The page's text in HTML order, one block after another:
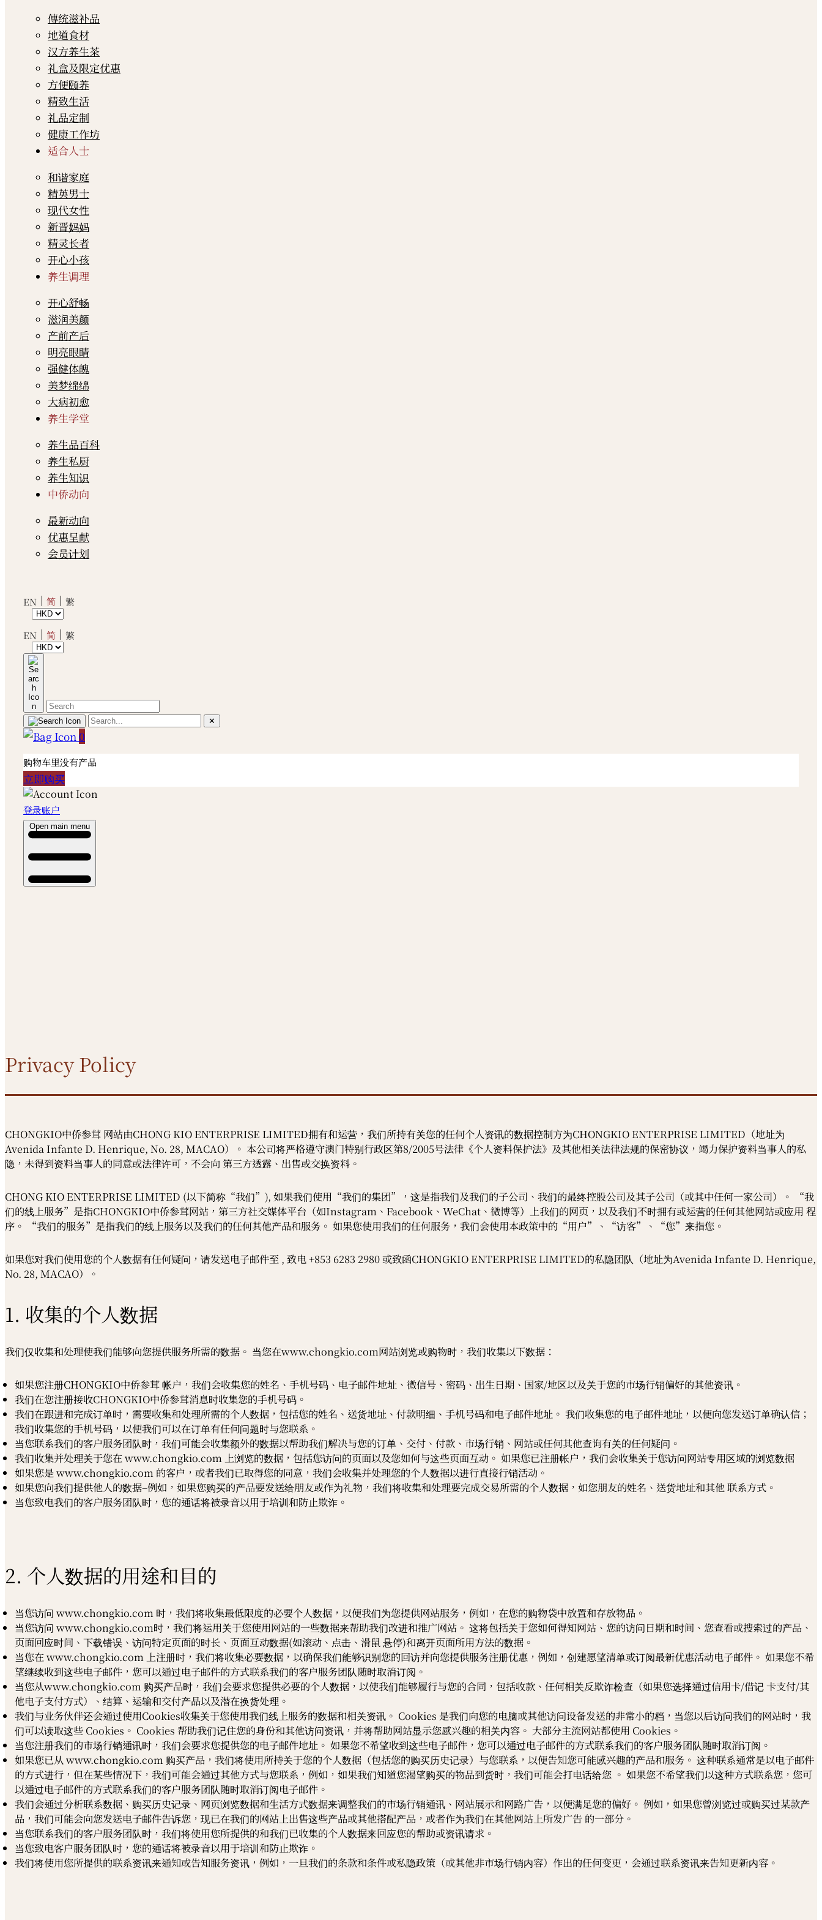
傳统滋补品
地道食材
汉方养生茶
礼盒及限定优惠
方便颐养
精致生活
礼品定制
健康工作坊
适合人士
和谐家庭
精英男士
现代女性
新晋妈妈
精灵长者
开心小孩
养生调理
开心舒畅
滋润美颜
产前产后
明亮眼睛
强健体魄
美梦绵绵
大病初愈
养生学堂
养生品百科
养生私厨
养生知识
中侨动向
最新动向
优惠呈献
会员计划
EN 简 繁
EN 简 繁
✕
0
购物车里没有产品
立即购买
登录账户
Open main menu
Privacy Policy
CHONGKIO中侨参茸 网站由CHONG KIO ENTERPRISE LIMITED拥有和运营，我们所持有关您的任何个人资讯的数据控制方为CHONGKIO ENTERPRISE LIMITED（地址为
Avenida Infante D. Henrique, No. 28, MACAO）。 本公司将严格遵守澳门特别行政区第8/2005号法律《个人资料保护法》及其他相关法律法规的保密协议，竭力保护资料当事人的私
隐，未得到资料当事人的同意或法律许可，不会向 第三方透露、出售或交换资料。
CHONG KIO ENTERPRISE LIMITED (以下简称“我们”), 如果我们使用“我们的集团”，这是指我们及我们的子公司、我们的最终控股公司及其子公司（或其中任何一家公司）。 “我
们的线上服务”是指CHONGKIO中侨参茸网站，第三方社交媒体平台（如Instagram、Facebook、WeChat、微博等）上我们的网页，以及我们不时拥有或运营的任何其他网站或应用 程
序。 “我们的服务”是指我们的线上服务以及我们的任何其他产品和服务。 如果您使用我们的任何服务，我们会使用本政策中的“用户”、“访客”、“您”来指您。
如果您对我们使用您的个人数据有任何疑问，请发送电子邮件至 , 致电 +853 6283 2980 或致函CHONGKIO ENTERPRISE LIMITED的私隐团队（地址为Avenida Infante D. Henrique,
No. 28, MACAO）。
1. 收集的个人数据
我们仅收集和处理使我们能够向您提供服务所需的数据。 当您在www.chongkio.com网站浏览或购物时，我们收集以下数据：
如果您注册CHONGKIO中侨参茸 帐户，我们会收集您的姓名、手机号码、电子邮件地址、微信号、密码、出生日期、国家/地区以及关于您的市场行销偏好的其他资讯。
我们在您注册接收CHONGKIO中侨参茸消息时收集您的手机号码。
我们在跟进和完成订单时，需要收集和处理所需的个人数据，包括您的姓名、送货地址、付款明细、手机号码和电子邮件地址。 我们收集您的电子邮件地址，以便向您发送订单确认信；
我们收集您的手机号码，以便我们可以在订单有任何问题时与您联系。
当您联系我们的客户服务团队时，我们可能会收集额外的数据以帮助我们解决与您的订单、交付、付款、市场行销、网站或任何其他查询有关的任何疑问。
我们收集并处理关于您在 www.chongkio.com 上浏览的数据，包括您访问的页面以及您如何与这些页面互动。 如果您已注册帐户，我们会收集关于您访问网站专用区域的浏览数据
如果您是 www.chongkio.com 的客户，或者我们已取得您的同意，我们会收集并处理您的个人数据以进行直接行销活动。
如果您向我们提供他人的数据–例如，如果您购买的产品要发送给朋友或作为礼物，我们将收集和处理要完成交易所需的个人数据，如您朋友的姓名、送货地址和其他 联系方式。
当您致电我们的客户服务团队时，您的通话将被录音以用于培训和防止欺诈。
2. 个人数据的用途和目的
当您访问 www.chongkio.com 时，我们将收集最低限度的必要个人数据，以便我们为您提供网站服务，例如，在您的购物袋中放置和存放物品。
当您访问 www.chongkio.com时，我们将运用关于您使用网站的一些数据来帮助我们改进和推广网站。 这将包括关于您如何得知网站、您的访问日期和时间、您查看或搜索过的产品、
页面回应时间、下载错误、访问特定页面的时长、页面互动数据(如滚动、点击、滑鼠 悬停)和离开页面所用方法的数据。
当您在 www.chongkio.com 上注册时，我们将收集必要数据，以确保我们能够识别您的回访并向您提供服务注册优惠，例如，创建愿望清单或订阅最新优惠活动电子邮件。 如果您不希
望继续收到这些电子邮件，您可以通过电子邮件的方式联系我们的客户服务团队随时取消订阅。
当您从www.chongkio.com 购买产品时，我们会要求您提供必要的个人数据，以使我们能够履行与您的合同，包括收款、任何相关反欺诈检查（如果您选择通过信用卡/借记 卡支付/其
他电子支付方式）、结算、运输和交付产品以及潜在换货处理。
我们与业务伙伴还会通过使用Cookies收集关于您使用我们线上服务的数据和相关资讯。 Cookies 是我们向您的电脑或其他访问设备发送的非常小的档，当您以后访问我们的网站时，我
们可以读取这些 Cookies。 Cookies 帮助我们记住您的身份和其他访问资讯，并将帮助网站显示您感兴趣的相关内容。 大部分主流网站都使用 Cookies。
当您注册我们的市场行销通讯时，我们会要求您提供您的电子邮件地址。 如果您不希望收到这些电子邮件，您可以通过电子邮件的方式联系我们的客户服务团队随时取消订阅。
如果您已从 www.chongkio.com 购买产品，我们将使用所持关于您的个人数据（包括您的购买历史记录）与您联系，以便告知您可能感兴趣的产品和服务。 这种联系通常是以电子邮件
的方式进行，但在某些情况下，我们可能会通过其他方式与您联系，例如，如果我们知道您渴望购买的物品到货时，我们可能会打电话给您 。 如果您不希望我们以这种方式联系您，您可
以通过电子邮件的方式联系我们的客户服务团队随时取消订阅电子邮件。
我们会通过分析联系数据、购买历史记录、网页浏览数据和生活方式数据来调整我们的市场行销通讯、网站展示和网路广告，以便满足您的偏好。 例如，如果您曾浏览过或购买过某款产
品，我们可能会向您发送电子邮件告诉您，现已在我们的网站上出售这些产品或其他搭配产品，或者作为我们在其他网站上所发广告 的一部分。
当您联系我们的客户服务团队时，我们将使用您所提供的和我们已收集的个人数据来回应您的帮助或资讯请求。
当您致电客户服务团队时，您的通话将被录音以用于培训和防止欺诈。
我们将使用您所提供的联系资讯来通知或告知服务资讯，例如，一旦我们的条款和条件或私隐政策（或其他非市场行销内容）作出的任何变更，会通过联系资讯来告知更新内容。